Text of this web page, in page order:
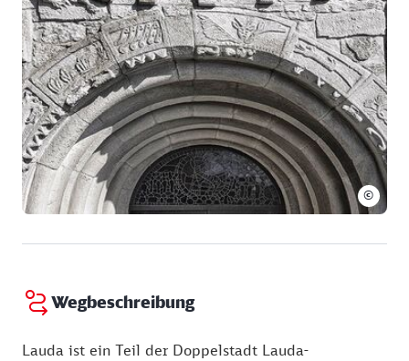
©
Wegbeschreibung
Lauda ist ein Teil der Doppelstadt Lauda-